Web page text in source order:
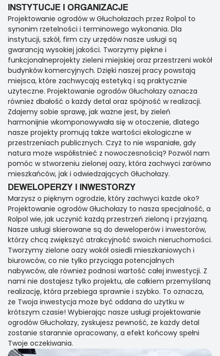
INSTYTUCJE I ORGANIZACJE
Projektowanie ogrodów w Głuchołazach przez Rolpol to
synonim rzetelności i terminowego wykonania. Dla
instytucji, szkół, firm czy urzędów nasze usługi są
gwarancją wysokiej jakości. Tworzymy piękne i
funkcjonalneprojekty zieleni miejskiej oraz przestrzeni wokół
budynków komercyjnych. Dzięki naszej pracy powstają
miejsca, które zachwycają estetyką i są praktycznie
użyteczne. Projektowanie ogrodów Głuchołazy oznacza
również dbałość o każdy detal oraz spójność w realizacji.
Zdajemy sobie sprawę, jak ważne jest, by zieleń
harmonijnie wkomponowywała się w otoczenie, dlatego
nasze projekty promują także wartości ekologiczne w
przestrzeniach publicznych. Czyż to nie wspaniałe, gdy
natura może współistnieć z nowoczesnością? Pozwól nam
pomóc w stworzeniu zielonej oazy, która zachwyci zarówno
mieszkańców, jak i odwiedzających Głuchołazy.
DEWELOPERZY I INWESTORZY
Marzysz o pięknym ogrodzie, który zachwyci każde oko?
Projektowanie ogrodów Głuchołazy to nasza specjalność, a
Rolpol wie, jak uczynić każdą przestrzeń zieloną i przyjazną.
Nasze usługi skierowane są do deweloperów i inwestorów,
którzy chcą zwiększyć atrakcyjność swoich nieruchomości.
Tworzymy zielone oazy wokół osiedli mieszkaniowych i
biurowców, co nie tylko przyciąga potencjalnych
nabywców, ale również podnosi wartość całej inwestycji. Z
nami nie dostajesz tylko projektu, ale całkiem przemyślaną
realizację, która przebiega sprawnie i szybko. To oznacza,
że Twoja inwestycja może być oddana do użytku w
krótszym czasie! Wybierając nasze usługi projektowanie
ogrodów Głuchołazy, zyskujesz pewność, że każdy detal
zostanie starannie opracowany, a efekt końcowy spełni
Twoje oczekiwania.